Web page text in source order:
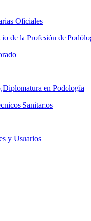
Oficiales
de la Profesión de
en Podología
Sanitarios
y Usuarios